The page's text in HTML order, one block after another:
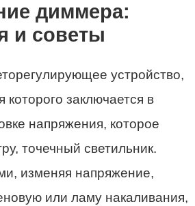
диммера:
и советы
устройство,
которого заключается в
напряжения, которое
точечный светильник.
изменяя напряжение,
или ламу накаливания,